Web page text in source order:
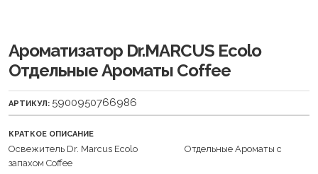
Ароматизатор Dr.MARCUS Ecolo
Отдельные Ароматы Coffee
АРТИКУЛ: 5900950766986
КРАТКОЕ ОПИСАНИЕ
Освежитель Dr. Marcus Ecolo Отдельные Ароматы с
запахом Coffee